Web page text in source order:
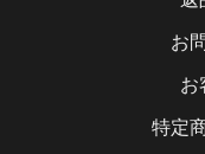
お
お
特定